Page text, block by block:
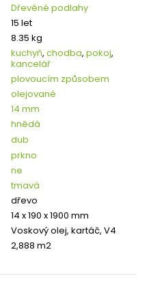
Dřevěné podlahy
15 let
8.35 kg
kuchyň, chodba, pokoj,
kancelář
plovoucím způsobem
olejované
14 mm
hnědá
dub
prkno
ne
tmavá
dřevo
14 x 190 x 1900 mm
Voskový olej, kartáč, V4
2,888 m2